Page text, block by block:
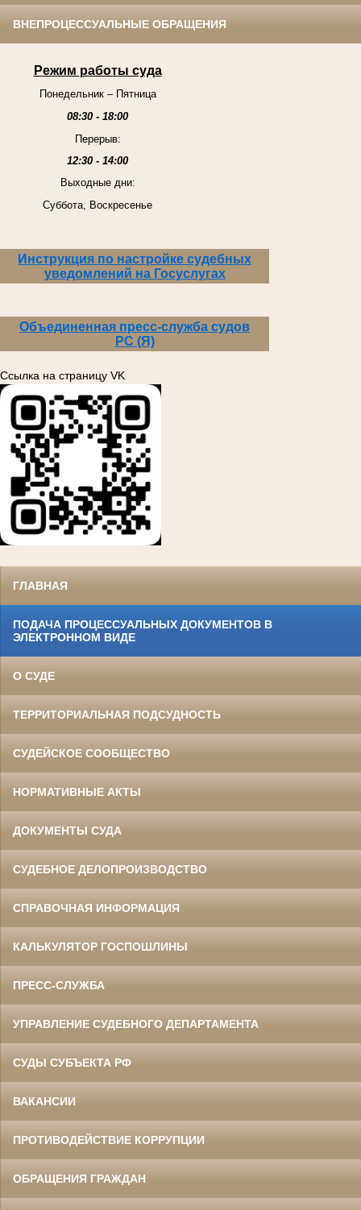
ВНЕПРОЦЕССУАЛЬНЫЕ ОБРАЩЕНИЯ
Режим работы суда
Понедельник – Пятница
08:30 - 18:00
Перерыв:
12:30 - 14:00
Выходные дни:
Суббота, Воскресенье
Инструкция по настройке судебных
уведомлений на Госуслугах
Объединенная пресс-служба судов
РС (Я)
Ссылка на страницу VK
ГЛАВНАЯ
ПОДАЧА ПРОЦЕССУАЛЬНЫХ ДОКУМЕНТОВ В
ЭЛЕКТРОННОМ ВИДЕ
О СУДЕ
ТЕРРИТОРИАЛЬНАЯ ПОДСУДНОСТЬ
СУДЕЙСКОЕ СООБЩЕСТВО
НОРМАТИВНЫЕ АКТЫ
ДОКУМЕНТЫ СУДА
СУДЕБНОЕ ДЕЛОПРОИЗВОДСТВО
СПРАВОЧНАЯ ИНФОРМАЦИЯ
КАЛЬКУЛЯТОР ГОСПОШЛИНЫ
ПРЕСС-СЛУЖБА
УПРАВЛЕНИЕ СУДЕБНОГО ДЕПАРТАМЕНТА
СУДЫ СУБЪЕКТА РФ
ВАКАНСИИ
ПРОТИВОДЕЙСТВИЕ КОРРУПЦИИ
ОБРАЩЕНИЯ ГРАЖДАН